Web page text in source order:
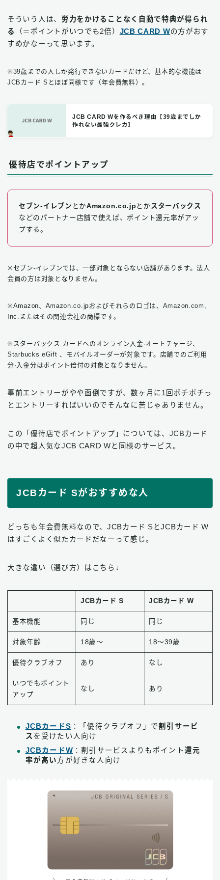
そういう人は、 労力をかけることなく自動で特典が得られ
る
（＝ポイントがいつでも2倍） JCB CARD Wの方がおす
すめかなーって思います。
※39歳までの人しか発行できないカードだけど、基本的な機能は
JCBカード Sとほぼ同様です（年会費無料）。
JCB CARD Wを作るべき理由【39歳までしか
作れない最強クレカ】
優待店でポイントアップ
セブン‐イレブン とかAmazon.co.jp とかスターバックス
などのパートナー店舗で使えば、ポイント還元率がアッ
プする。
※セブン‐イレブンでは、一部対象とならない店舗があります。法人
会員の方は対象となりません。
※Amazon、Amazon.co.jpおよびそれらのロゴは、Amazon.com,
Inc.またはその関連会社の商標です。
※スターバックス カードへのオンライン入金·オートチャージ、
Starbucks eGift 、モバイルオーダーが対象です。店舗でのご利用
分·入金分はポイント倍付の対象となりません。
事前エントリーがやや面倒ですが、数ヶ月に1回ポチポチっ
とエントリーすればいいのでそんなに苦じゃありません。
この「優待店でポイントアップ」については、JCBカード
の中で超人気なJCB CARD Wと同様のサービス。
JCBカード Sがおすすめな人
どっちも年会費無料なので、JCBカード SとJCBカード W
はすごくよく似たカードだなーって感じ。
大きな違い（選び方）はこちら↓
JCBカード S JCBカード W
基本機能 同じ 同じ
対象年齢 18歳〜 18〜39歳
優待クラブオフ あり なし
いつでもポイント
アップ
なし あり
JCBカードS ：「優待クラブオフ」で割引サービ
ス を受けたい人向け
JCBカードW ：割引サービスよりもポイント 還元
率が高い方が好きな人向け